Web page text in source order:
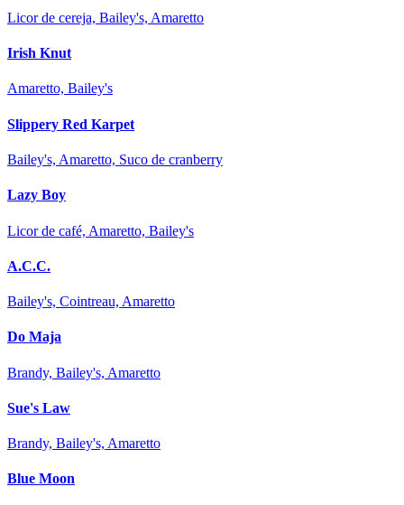
Licor de cereja, Bailey's, Amaretto
Irish Knut
Amaretto, Bailey's
Slippery Red Karpet
Bailey's, Amaretto, Suco de cranberry
Lazy Boy
Licor de café, Amaretto, Bailey's
A.C.C.
Bailey's, Cointreau, Amaretto
Do Maja
Brandy, Bailey's, Amaretto
Sue's Law
Brandy, Bailey's, Amaretto
Blue Moon